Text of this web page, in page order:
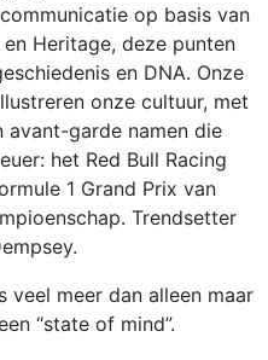
op basis van
Heritage, deze punten
en DNA. Onze
onze cultuur, met
avant-garde namen die
het Red Bull Racing
1 Grand Prix van
Trendsetter
veel meer dan alleen maar
“state of mind”.